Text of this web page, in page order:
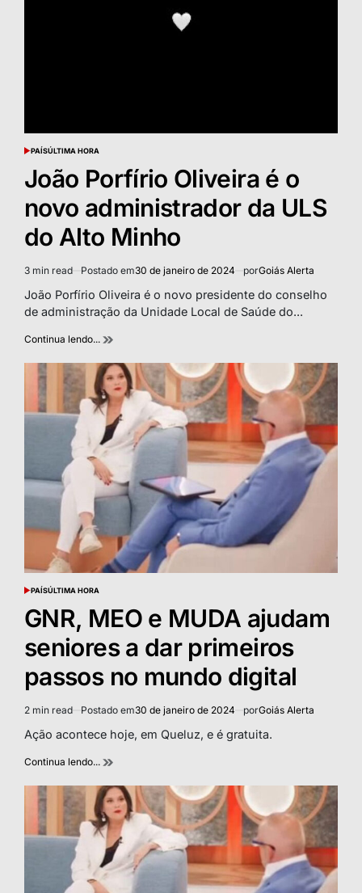
POSTED
PAÍSÚLTIMA HORA
João Porfírio Oliveira é o
novo administrador da ULS
do Alto Minho
Estimated
read
time
3 min read Postado em30 de janeiro de 2024 porGoiás Alerta
João Porfírio Oliveira é o novo presidente do conselho
de administração da Unidade Local de Saúde do...
Continua lendo...
POSTED
PAÍSÚLTIMA HORA
GNR, MEO e MUDA ajudam
seniores a dar primeiros
passos no mundo digital
Estimated
read
time
2 min read Postado em30 de janeiro de 2024 porGoiás Alerta
Ação acontece hoje, em Queluz, e é gratuita.
Continua lendo...